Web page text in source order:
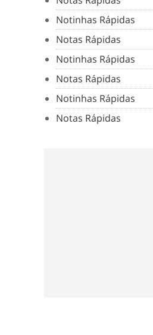
Notinhas Rápidas
Notas Rápidas
Notinhas Rápidas
Notas Rápidas
Notinhas Rápidas
Notas Rápidas